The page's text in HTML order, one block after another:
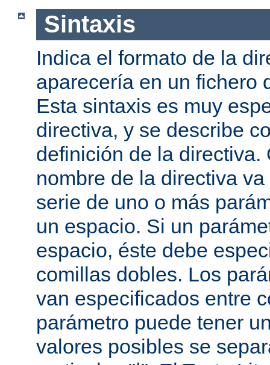
Sintaxis
Indica el formato de la
aparecería en un fichero
Esta sintaxis es muy
directiva, y se describe
definición de la directiva.
nombre de la directiva
serie de uno o más
un espacio. Si un
espacio, éste debe
comillas dobles. Los
van especificados entre
parámetro puede tener
valores posibles se